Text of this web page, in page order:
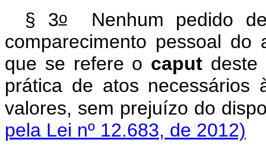
§ 3oNenhum pedido de
comparecimento pessoal
que se refere o caput deste
prática de atos necessários
valores, sem prejuízo do
pela Lei nº 12.683, de 2012)